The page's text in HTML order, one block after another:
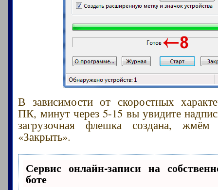
В зависимости от скоростных
ПК, минут через 5-15 вы увидите
загрузочная флешка создана,
«Закрыть».
Сервис онлайн-записи на
боте